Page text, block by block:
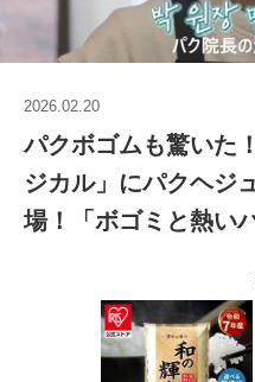
2026.02.20
パクボゴムも驚いた
ジカル」にパクヘジ
場！「ボゴミと熱い